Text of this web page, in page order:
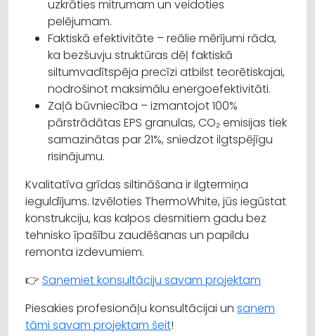
uzkrāties mitrumam un veidoties
pelējumam.
Faktiskā efektivitāte – reālie mērījumi rāda,
ka bezšuvju struktūras dēļ faktiskā
siltumvadītspēja precīzi atbilst teorētiskajai,
nodrošinot maksimālu energoefektivitāti.
Zaļā būvniecība – izmantojot 100%
pārstrādātas EPS granulas, CO₂ emisijas tiek
samazinātas par 21%, sniedzot ilgtspējīgu
risinājumu.
Kvalitatīva grīdas siltināšana ir ilgtermiņa
ieguldījums. Izvēloties ThermoWhite, jūs iegūstat
konstrukciju, kas kalpos desmitiem gadu bez
tehnisko īpašību zaudēšanas un papildu
remonta izdevumiem.
👉 Saņemiet konsultāciju savam projektam
Piesakies profesionāļu konsultācijai un saņem
tāmi savam projektam šeit!